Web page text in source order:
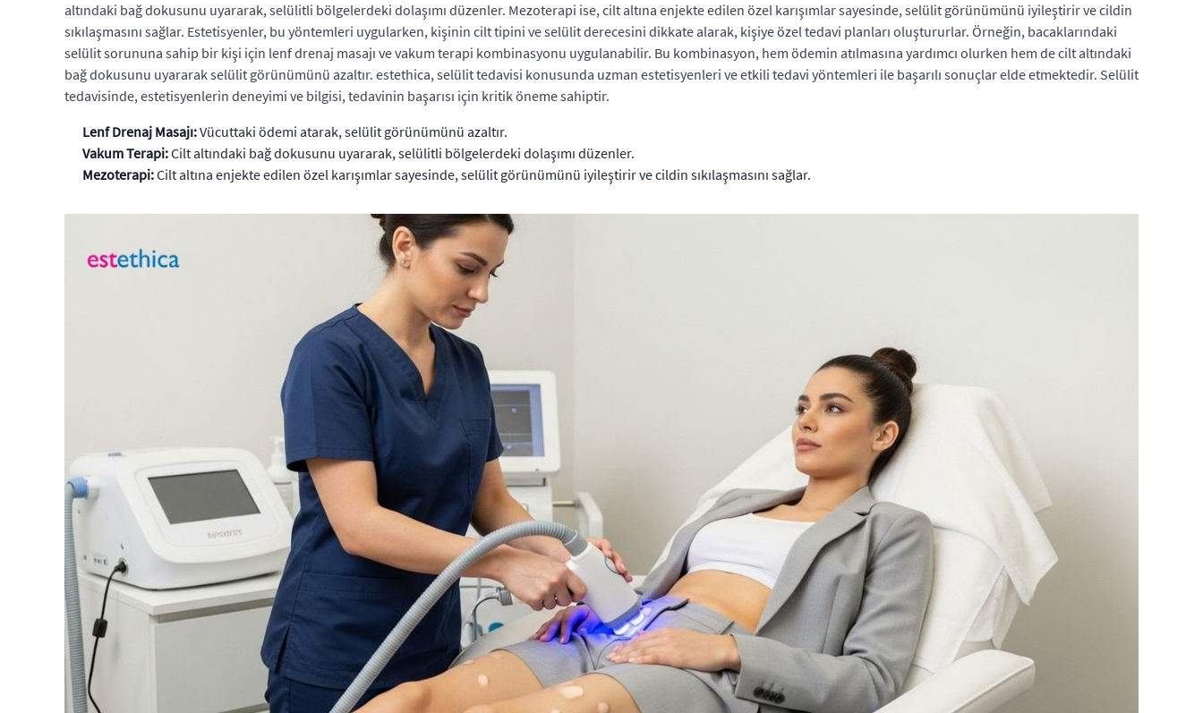
altındaki bağ dokusunu uyararak, selülitli bölgelerdeki dolaşımı düzenler. Mezoterapi ise, cilt altına enjekte edilen özel karışımlar sayesinde, selülit görünümünü iyileştirir ve cildin
sıkılaşmasını sağlar. Estetisyenler, bu yöntemleri uygularken, kişinin cilt tipini ve selülit derecesini dikkate alarak, kişiye özel tedavi planları oluştururlar. Örneğin, bacaklarındaki
selülit sorununa sahip bir kişi için lenf drenaj masajı ve vakum terapi kombinasyonu uygulanabilir. Bu kombinasyon, hem ödemin atılmasına yardımcı olurken hem de cilt altındaki
bağ dokusunu uyararak selülit görünümünü azaltır. estethica, selülit tedavisi konusunda uzman estetisyenleri ve etkili tedavi yöntemleri ile başarılı sonuçlar elde etmektedir. Selülit
tedavisinde, estetisyenlerin deneyimi ve bilgisi, tedavinin başarısı için kritik öneme sahiptir.
Lenf Drenaj Masajı:Vücuttaki ödemi atarak, selülit görünümünü azaltır.
Vakum Terapi:Cilt altındaki bağ dokusunu uyararak, selülitli bölgelerdeki dolaşımı düzenler.
Mezoterapi:Cilt altına enjekte edilen özel karışımlar sayesinde, selülit görünümünü iyileştirir ve cildin sıkılaşmasını sağlar.